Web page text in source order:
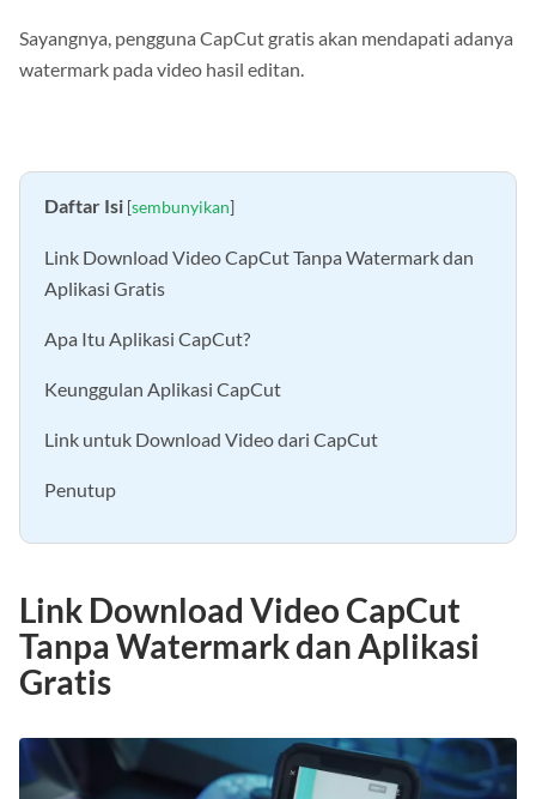
Sayangnya, pengguna CapCut gratis akan mendapati adanya
watermark pada video hasil editan.
Daftar Isi [sembunyikan]
Link Download Video CapCut Tanpa Watermark dan
Aplikasi Gratis
Apa Itu Aplikasi CapCut?
Keunggulan Aplikasi CapCut
Link untuk Download Video dari CapCut
Penutup
Link Download Video CapCut
Tanpa Watermark dan Aplikasi
Gratis